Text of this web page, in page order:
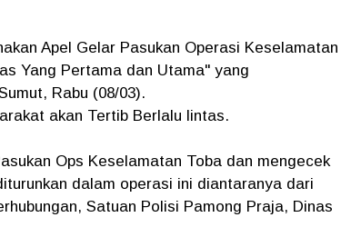
Apel Gelar Pasukan Operasi Keselamatan
Yang Pertama dan Utama" yang
Rabu (08/03).
akan Tertib Berlalu lintas.
Ops Keselamatan Toba dan mengecek
dalam operasi ini diantaranya dari
Satuan Polisi Pamong Praja, Dinas